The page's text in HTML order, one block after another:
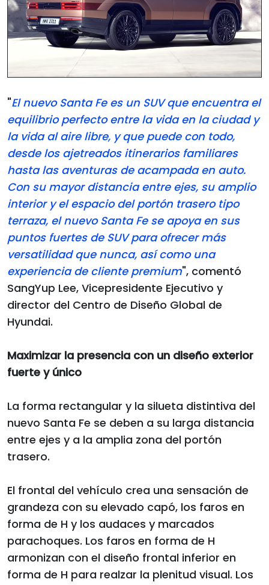
"El nuevo Santa Fe es un SUV que encuentra el
equilibrio perfecto entre la vida en la ciudad y
la vida al aire libre, y que puede con todo,
desde los ajetreados itinerarios familiares
hasta las aventuras de acampada en auto.
Con su mayor distancia entre ejes, su amplio
interior y el espacio del portón trasero tipo
terraza, el nuevo Santa Fe se apoya en sus
puntos fuertes de SUV para ofrecer más
versatilidad que nunca, así como una
experiencia de cliente premium", comentó
SangYup Lee, Vicepresidente Ejecutivo y
director del Centro de Diseño Global de
Hyundai.
Maximizar la presencia con un diseño exterior
fuerte y único
La forma rectangular y la silueta distintiva del
nuevo Santa Fe se deben a su larga distancia
entre ejes y a la amplia zona del portón
trasero.
El frontal del vehículo crea una sensación de
grandeza con su elevado capó, los faros en
forma de H y los audaces y marcados
parachoques. Los faros en forma de H
armonizan con el diseño frontal inferior en
forma de H para realzar la plenitud visual. Los